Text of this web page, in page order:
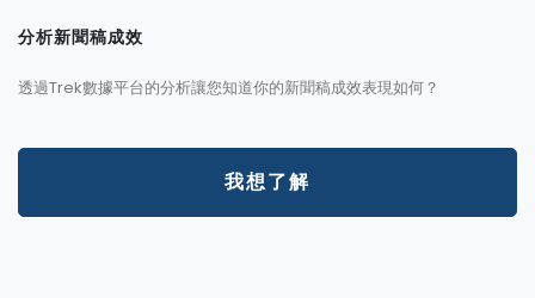
分析新聞稿成效
透過Trek數據平台的分析讓您知道你的新聞稿成效表現如何？
我想了解